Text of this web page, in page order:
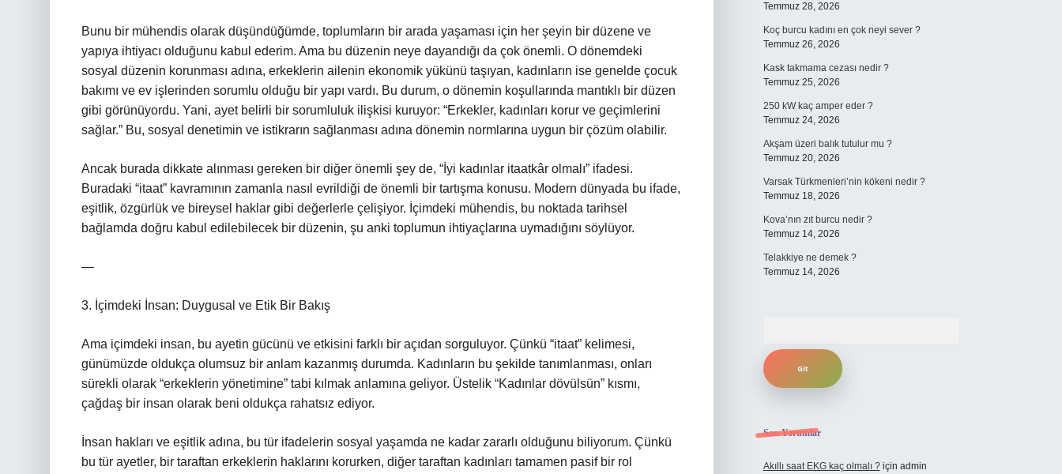
Bunu bir mühendis olarak düşündüğümde, toplumların bir arada yaşaması için her şeyin bir düzene ve
yapıya ihtiyacı olduğunu kabul ederim. Ama bu düzenin neye dayandığı da çok önemli. O dönemdeki
sosyal düzenin korunması adına, erkeklerin ailenin ekonomik yükünü taşıyan, kadınların ise genelde çocuk
bakımı ve ev işlerinden sorumlu olduğu bir yapı vardı. Bu durum, o dönemin koşullarında mantıklı bir düzen
gibi görünüyordu. Yani, ayet belirli bir sorumluluk ilişkisi kuruyor: “Erkekler, kadınları korur ve geçimlerini
sağlar.” Bu, sosyal denetimin ve istikrarın sağlanması adına dönemin normlarına uygun bir çözüm olabilir.
Ancak burada dikkate alınması gereken bir diğer önemli şey de, “İyi kadınlar itaatkâr olmalı” ifadesi.
Buradaki “itaat” kavramının zamanla nasıl evrildiği de önemli bir tartışma konusu. Modern dünyada bu ifade,
eşitlik, özgürlük ve bireysel haklar gibi değerlerle çelişiyor. İçimdeki mühendis, bu noktada tarihsel
bağlamda doğru kabul edilebilecek bir düzenin, şu anki toplumun ihtiyaçlarına uymadığını söylüyor.
—
3. İçimdeki İnsan: Duygusal ve Etik Bir Bakış
Ama içimdeki insan, bu ayetin gücünü ve etkisini farklı bir açıdan sorguluyor. Çünkü “itaat” kelimesi,
günümüzde oldukça olumsuz bir anlam kazanmış durumda. Kadınların bu şekilde tanımlanması, onları
sürekli olarak “erkeklerin yönetimine” tabi kılmak anlamına geliyor. Üstelik “Kadınlar dövülsün” kısmı,
çağdaş bir insan olarak beni oldukça rahatsız ediyor.
İnsan hakları ve eşitlik adına, bu tür ifadelerin sosyal yaşamda ne kadar zararlı olduğunu biliyorum. Çünkü
bu tür ayetler, bir taraftan erkeklerin haklarını korurken, diğer taraftan kadınları tamamen pasif bir rol
Temmuz 28, 2026
Koç burcu kadını en çok neyi sever ?
Temmuz 26, 2026
Kask takmama cezası nedir ?
Temmuz 25, 2026
250 kW kaç amper eder ?
Temmuz 24, 2026
Akşam üzeri balık tutulur mu ?
Temmuz 20, 2026
Varsak Türkmenleri’nin kökeni nedir ?
Temmuz 18, 2026
Kova’nın zıt burcu nedir ?
Temmuz 14, 2026
Telakkiye ne demek ?
Temmuz 14, 2026
Son Yorumlar
Akıllı saat EKG kaç olmalı ?için admin